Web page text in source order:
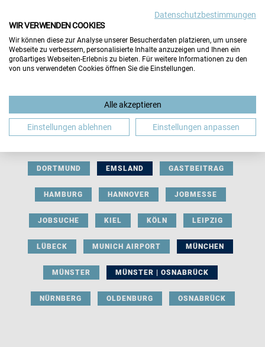
BERUFLICHE ORIENTIERUNG BEWERBUNG
DORTMUND EMSLAND GASTBEITRAG
HAMBURG HANNOVER JOBMESSE
JOBSUCHE KIEL KÖLN LEIPZIG
LÜBECK MUNICH AIRPORT MÜNCHEN
MÜNSTER MÜNSTER | OSNABRÜCK
NÜRNBERG OLDENBURG OSNABRÜCK
Datenschutzbestimmungen
WIR VERWENDEN COOKIES
Wir können diese zur Analyse unserer Besucherdaten platzieren, um unsere
Webseite zu verbessern, personalisierte Inhalte anzuzeigen und Ihnen ein
großartiges Webseiten-Erlebnis zu bieten. Für weitere Informationen zu den
von uns verwendeten Cookies öffnen Sie die Einstellungen.
Alle akzeptieren
Einstellungen ablehnen Einstellungen anpassen